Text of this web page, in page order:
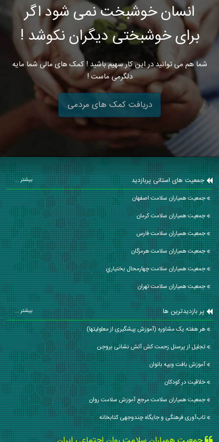
انسان خوشبخت نمی شود اگر
برای خوشبختی دیگران نکوشد !
شما هم می توانید در این کار سهیم باشید ! کمک های مالی شما مایه
دلگرمی ماست !
دریافت کمک های مردمی
جمعیت های استانی پربازدید بیشتر ...
جمعیت همیاران سلامت اصفهان
جمعیت همیاران سلامت كرمان
جمعیت همیاران سلامت فارس
جمعیت همیاران سلامت هرمزگان
جمعیت همیاران سلامت چهارمحال بختياري
جمعیت همیاران سلامت تهران
پر بازدیدترین ها بیشتر ...
هر هفته یک مشاوره (آموزش پیشگیری از معلولیتها)
تجلیل از پرسنل زحمت کش آتش نشانی بروجن
آموزش بافت ويپه بانوان
خلاقيت در كودكان
جمعیت همیاران سلامت مرجع آموزش سلامت روان
تاب‌آوری فرهنگی و جایگاه چندوجهی کتابخانه